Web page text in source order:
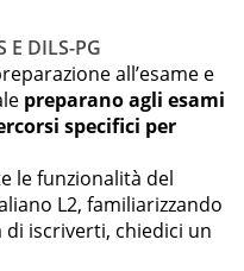
E DILS-PG
all’esame e
preparano agli esami
specifici per
le funzionalità del
L2, familiarizzando
iscriverti, chiedici un